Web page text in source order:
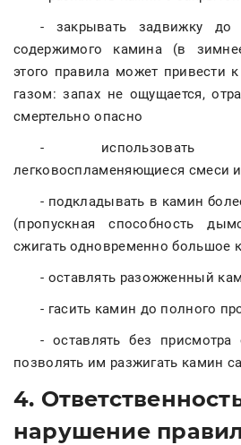
- закрывать задвижку до
содержимого камина (в
этого правила может привести
газом: запах не ощущается,
смертельно опасно
- использовать
легковоспламеняющиеся смеси
- подкладывать в камин
(пропускная способность
сжигать одновременно большое
- оставлять разожженный
- гасить камин до полного
- оставлять без
позволять им разжигать камин
4.
нарушение